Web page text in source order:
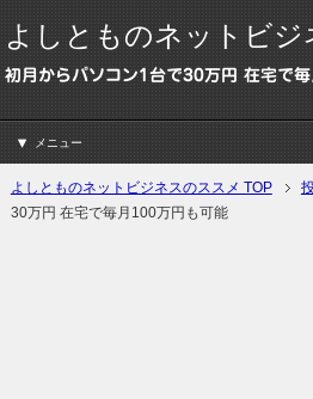
よしとものネットビジ
初月からパソコン1台で30万円 在宅で
メニュー
よしとものネットビジネスのススメ TOP
30万円 在宅で毎月100万円も可能